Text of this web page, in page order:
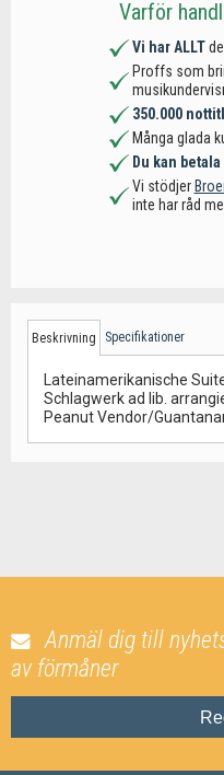
Varför
Vi har ALLT
Proffs som
350.000
Många glada
Du kan
Vi stödjer
inte har råd
Beskrivning Specifikationer
Lateinamerikanische
Schlagwerk ad lib.
Peanut Vendor/
Anmäl dig till
av förmåner